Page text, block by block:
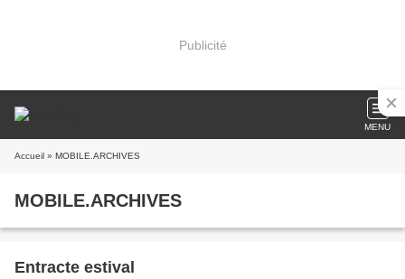
Publicité
MENU
Accueil » MOBILE.ARCHIVES
MOBILE.ARCHIVES
Entracte estival